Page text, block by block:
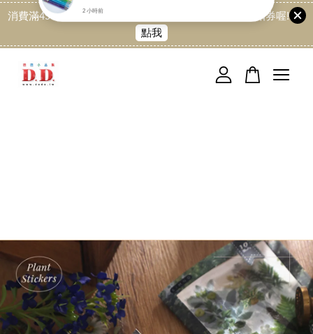
消費滿499免運喔, 記得加LINE:@dede168 領取專屬折扣券喔!
點我
您的購物車目前還是空的。